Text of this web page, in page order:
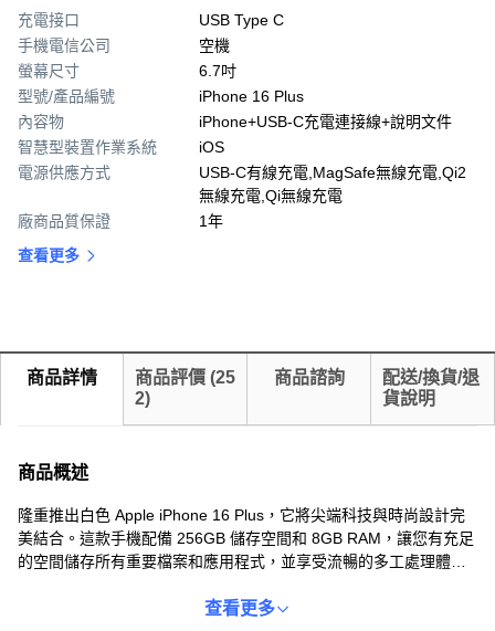
充電接口
USB Type C
手機電信公司
空機
螢幕尺寸
6.7吋
型號/產品編號
iPhone 16 Plus
內容物
iPhone+USB‑C充電連接線+說明文件
智慧型裝置作業系統
iOS
電源供應方式
USB-C有線充電,MagSafe無線充電,Qi2
無線充電,Qi無線充電
廠商品質保證
1年
查看更多
商品詳情 商品評價 (25
2)
商品諮詢
配送/換貨/退
貨說明
商品概述
隆重推出白色 Apple iPhone 16 Plus，它將尖端科技與時尚設計完
美結合。這款手機配備 256GB 儲存空間和 8GB RAM，讓您有充足
的空間儲存所有重要檔案和應用程式，並享受流暢的多工處理體
時保持連線和高效。其 6.7 吋螢幕提供令人驚豔的視覺效果，而先
查看更多